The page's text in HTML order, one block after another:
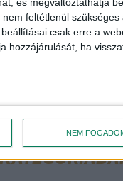
feltétlenül
csak erre a
hozzájárulását, ha
NEM
címmel több
VAGY